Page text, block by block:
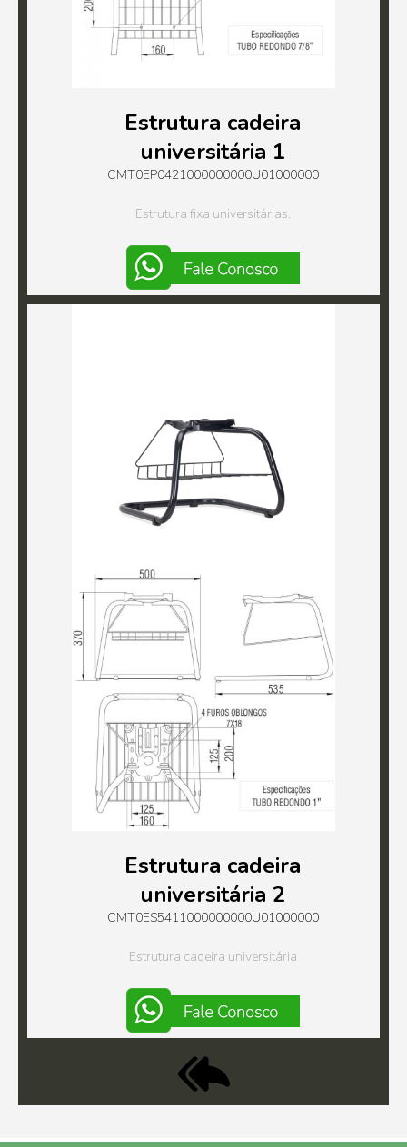
Estrutura cadeira
universitária 1
CMT0EP0421000000000U01000000
Estrutura fixa universitárias.
Estrutura cadeira
universitária 2
CMT0ES5411000000000U01000000
Estrutura cadeira universitária